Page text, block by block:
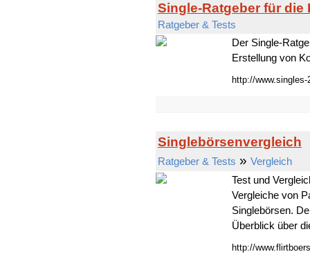
Single-Ratgeber für die
Ratgeber & Tests
Der Single-
Erstellung von
http://www.singles-
Singlebörsenvergleich
Ratgeber & Tests » Vergleich
Test und
Vergleiche von
Singlebörsen.
Überblick über
http://